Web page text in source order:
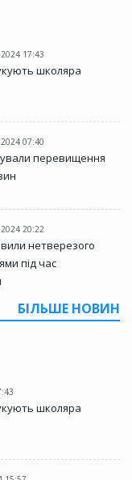
17:43
школяра
07:40
перевищення
20:22
нетверезого
під час
БІЛЬШЕ НОВИН
школяра